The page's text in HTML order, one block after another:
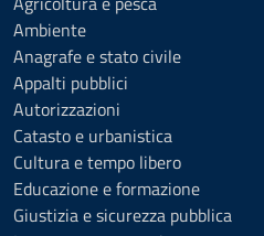
Ambiente
Anagrafe e stato civile
Appalti pubblici
Autorizzazioni
Catasto e urbanistica
Cultura e tempo libero
Educazione e formazione
Giustizia e sicurezza pubblica